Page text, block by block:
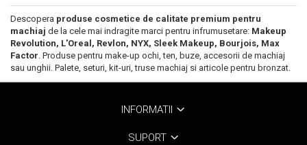
Descopera produse cosmetice de calitate premium pentru
machiaj de la cele mai indragite marci pentru infrumusetare: Makeup
Revolution, L'Oreal, Revlon, NYX, Sleek Makeup, Bourjois, Max
Factor. Produse pentru make-up ochi, ten, buze, accesorii de machiaj
sau unghii. Palete, seturi, kit-uri, truse machiaj si articole pentru bronzat.
INFORMATII
SUPORT